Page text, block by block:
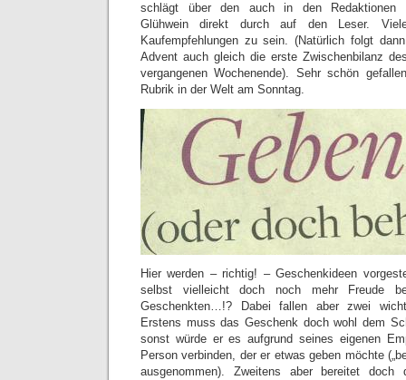
schlägt über den auch in den Redaktionen
Glühwein direkt durch auf den Leser.
Kaufempfehlungen zu sein. (Natürlich folgt
Advent auch gleich die erste Zwischenbilanz
vergangenen Wochenende). Sehr schön
Rubrik in der Welt am Sonntag.
Hier werden – richtig! – Geschenkideen
selbst vielleicht doch noch mehr Freude
Geschenkten…!? Dabei fallen aber zwei
Erstens muss das Geschenk doch wohl dem
sonst würde er es aufgrund seines eigenen
Person verbinden, der er etwas geben möchte
ausgenommen). Zweitens aber bereitet